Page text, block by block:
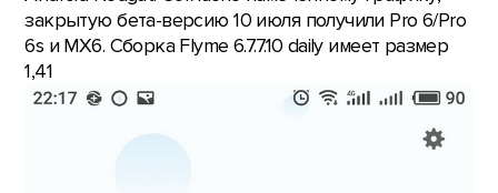
закрытую бета-версию 10 июля получили Pro 6/Pro
6s и MX6. Сборка Flyme 6.7.7.10 daily имеет размер
1,41